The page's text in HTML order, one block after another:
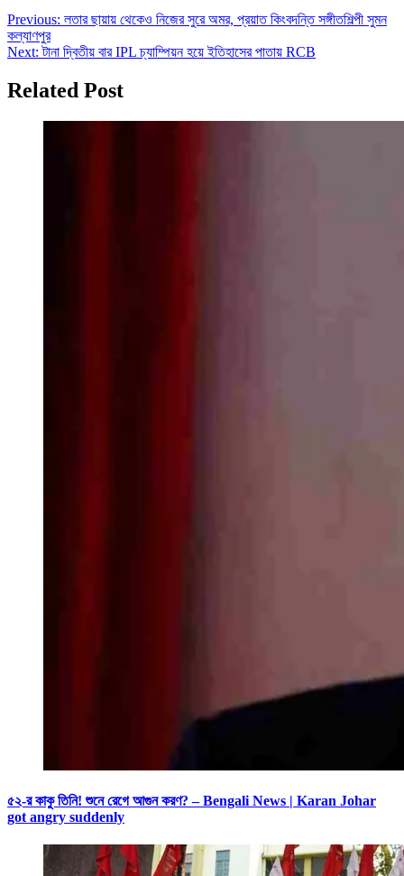
Post
navigation
Previous: লতার ছায়ায় থেকেও নিজের সুরে অমর, প্রয়াত কিংবদন্তি সঙ্গীতশিল্পী সুমন
কল্যাণপুর
Next: টানা দ্বিতীয় বার IPL চ্যাম্পিয়ন হয়ে ইতিহাসের পাতায় RCB
Related Post
৫২-র কাকু তিনি! শুনে রেগে আগুন করণ? – Bengali News | Karan Johar
got angry suddenly